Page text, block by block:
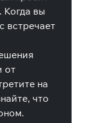
Когда вы
встречает
от
на
что